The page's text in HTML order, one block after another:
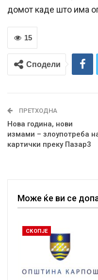
домот каде што има
15
Сподели
ПРЕТХОДНА
Нова година, нови
измами – злоупотреба
картички преку Пазар3
Може ќе ви се
СКОПЈЕ